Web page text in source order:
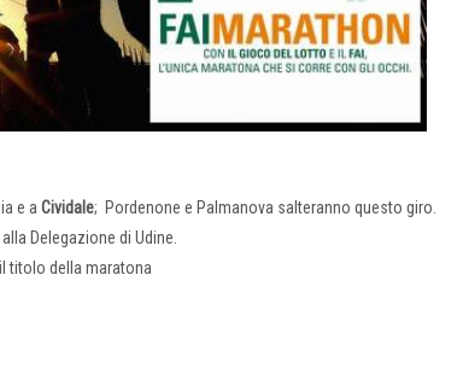
e a Cividale; Pordenone e Palmanova salteranno questo giro.
Delegazione di Udine.
titolo della maratona